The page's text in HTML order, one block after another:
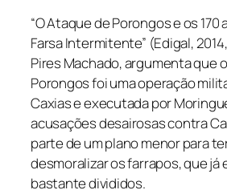
“O Ataque de Porongos e os 170
Farsa Intermitente” (Edigal,
Pires Machado, argumenta que
Porongos foi uma operação
Caxias e executada por
acusações desairosas contra
parte de um plano menor para
desmoralizar os farrapos, que já
bastante divididos.